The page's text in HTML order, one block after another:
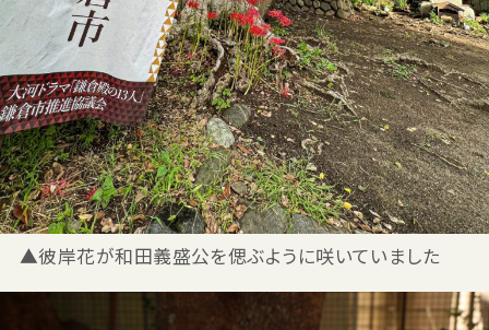
▲彼岸花が和田義盛公を偲ぶように咲いていました